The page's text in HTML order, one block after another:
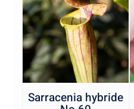
Sarracenia hybride